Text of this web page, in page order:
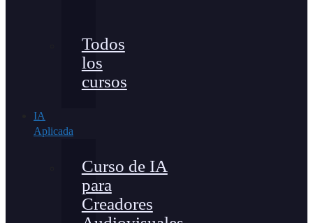
Todos
los
cursos
IA
Aplicada
Curso de IA
para
Creadores